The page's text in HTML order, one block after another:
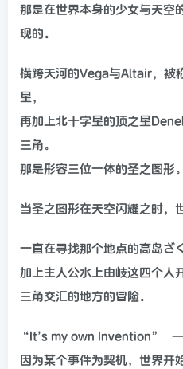
那是在世界本身的少女与天空
现的。
横跨天河的Vega与Altair，被
星，
再加上北十字星的顶之星
三角。
那是形容三位一体的圣之图形。
当圣之图形在天空闪耀之时，
一直在寻找那个地点的高岛ざ
加上主人公水上由岐这四个人
三角交汇的地方的冒险。
“It’s my own Invention”
因为某个事件为契机，世界开